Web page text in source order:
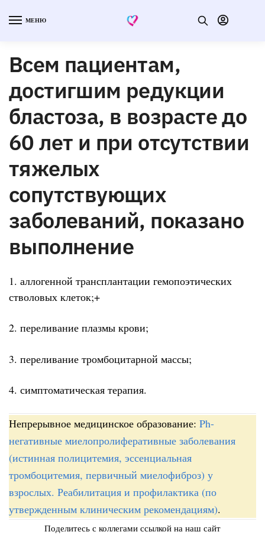
МЕНЮ
Всем пациентам,
достигшим редукции
бластоза, в возрасте до
60 лет и при отсутствии
тяжелых
сопутствующих
заболеваний, показано
выполнение
1. аллогенной трансплантации гемопоэтических
стволовых клеток;+
2. переливание плазмы крови;
3. переливание тромбоцитарной массы;
4. симптоматическая терапия.
Непрерывное медицинское образование: Ph-
негативные миелопролиферативные заболевания
(истинная полицитемия, эссенциальная
тромбоцитемия, первичный миелофиброз) у
взрослых. Реабилитация и профилактика (по
утвержденным клиническим рекомендациям).
Поделитесь с коллегами ссылкой на наш сайт